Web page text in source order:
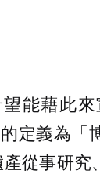
能藉此
定義為「
從事研